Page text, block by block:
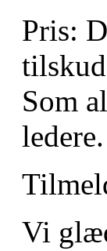
Pris:
Som
ledere.
Vi